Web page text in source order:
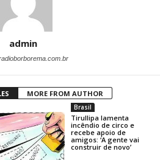
admin
MORE FROM AUTHOR
Brasil
Tirullipa lamenta
incêndio de circo e
recebe apoio de
amigos: ‘A gente vai
construir de novo’